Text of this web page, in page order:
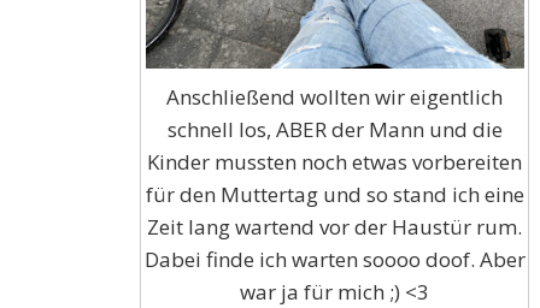
Anschließend wollten wir eigentlich
schnell los, ABER der Mann und die
Kinder mussten noch etwas vorbereiten
für den Muttertag und so stand ich eine
Zeit lang wartend vor der Haustür rum.
Dabei finde ich warten soooo doof. Aber
war ja für mich ;) <3